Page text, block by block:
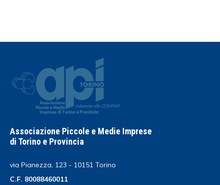
Associazione Piccole e Medie Imprese
di Torino e Provincia
via Pianezza, 123 - 10151 Torino
C.F. 80088460011